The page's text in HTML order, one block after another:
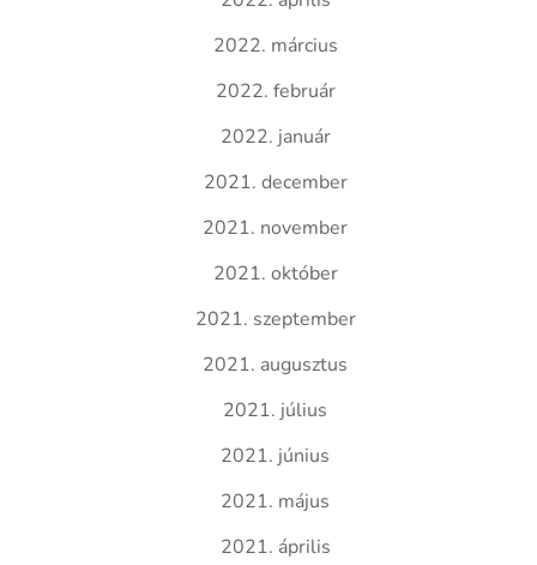
2022. március
2022. február
2022. január
2021. december
2021. november
2021. október
2021. szeptember
2021. augusztus
2021. július
2021. június
2021. május
2021. április